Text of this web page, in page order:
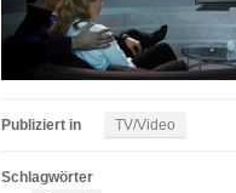
Publiziert in TV/Video
Schlagwörter